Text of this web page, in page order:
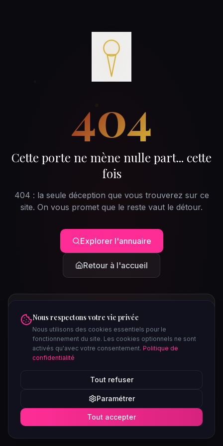
404
Cette porte ne mène nulle part... cette
fois
404 : la seule déception que vous trouverez sur ce
site. On vous promet que le reste vaut le détour.
Explorer l'annuaire
Retour à l'accueil
Soirées ce week-end
Nous respectons votre vie privée
Nous utilisons des cookies essentiels pour le
fonctionnement du site. Les cookies optionnels ne sont
activés qu'avec votre consentement. Politique de
confidentialité
Tout refuser
Paramétrer
Tout accepter